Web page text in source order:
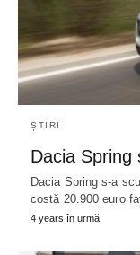
ȘTIRI
Dacia Spring
Dacia Spring s-a
costă 20.900 euro
4 years în urmă